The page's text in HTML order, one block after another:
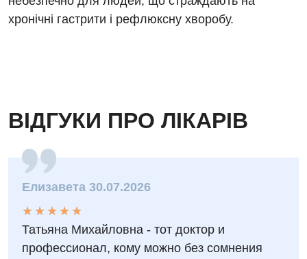
УЗД
Андрологія
Безоплатні послуги
Вакцинація
Відділення інтенсивної терапії
Відділення кардіосудинної патології та неврології
Онкологічне відділлення
Терапевтичне відділення
Урологічне відділення
Хірургічне відділення
Національний скринінг здоров’я 40+
хронічні гастрити і рефлюксну хворобу.
ВІДГУКИ ПРО ЛІКАРІВ
Елизавета 30.07.2026
★
★
★
★
★
★ ★ ★ ★ ★
Татьяна Михайловна - тот доктор и
профессионал, кому можно без сомнения